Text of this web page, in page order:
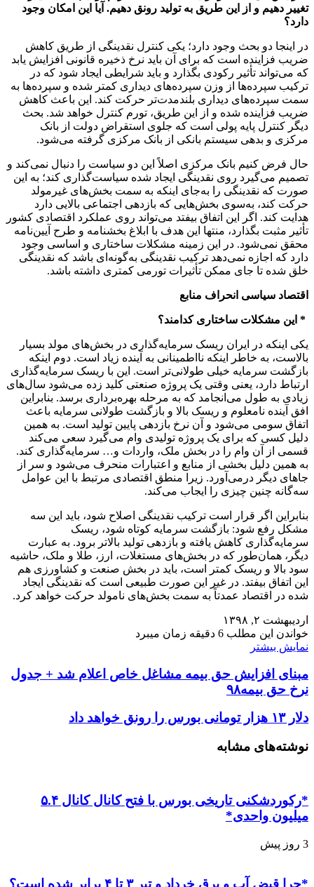
تغییر دهیم و از این طریق به تولید رونق دهیم. آیا این امکان وجود
دارد؟
در اینجا دو بحث وجود دارد؛ یکی کنترل نقدینگی از طریق کاهش
ضریب‌ فزاینده است که برای آن باید نرخ ذخیره قانونی افزایش یابد
که می‌تواند تأثیر رکودی بگذارد و باید شرایطی ایجاد شود که در
ترکیب سپرده‌ها از وزن سپرده‌های دیداری کمتر شده و سپرده‌ها به
سمت سپرده‌های دیداری بلندمدت‌تر حرکت کند. این باعث کاهش
ضریب‌ فزاینده شده و از این طریق، تورم کنترل خواهد شد. بحث
دیگر کنترل پایه پولی است که جلوی استقراض دولت از بانک
مرکزی و بدهی سیستم بانکی از بانک مرکزی گرفته می‌شود.
حال فرض کنیم بانک مرکزی اصلاً این دو سیاست را دنبال نمی‌کند و
تصمیم می‌گیرد روی نقدینگی ایجاد شده سیاست‌گذاری کند؛ به این
صورت که نقدینگی را به‌جای اینکه به سمت بخش‌های غیرمولد
حرکت کند، به‌سوی بخش‌هایی که بازدهی اجتماعی بالایی دارد
هدایت کند. اگر این اتفاق بیفتد می‌تواند روی عملکرد اقتصادی کشور
تأثیر مثبت بگذارد، منتها این هدف با ابلاغ بخشنامه و طرح آیین‌نامه
محقق نمی‌شود. در این زمینه مشکلات ساختاری‌ و اساسی وجود
دارد که اجازه نمی‌دهد ترکیب نقدینگی‌ به‌گونه‌ای باشد که نقدینگی
خلق شده تا جای ممکن تأثیرات تورمی کمتری داشته باشد.
اقتصاد سیاسی انحراف منابع
* این مشکلات ساختاری کدامند؟
یکی اینکه در ایران ریسک سرمایه‌گذاری در بخش‌های مولد بسیار
بالاست، به خاطر اینکه نااطمینانی به آینده زیاد است. دوم اینکه
بازگشت سرمایه خیلی طولانی‌تر است. این با ریسک سرمایه‌گذاری
ارتباط دارد، یعنی وقتی یک پروژه صنعتی کلید زده می‌شود سال‌های
زیادی به طول می‌انجامد که به مرحله بهره‌برداری برسد. بنابراین
افق آینده نامعلوم و ریسک بالا و بازگشت طولانی سرمایه باعث
اتفاق سومی می‌شود و آن نرخ بازدهی پایین تولید است. به همین
دلیل کسی که برای یک پروژه تولیدی وام می‌گیرد سعی می‌کند
قسمی از آن وام را در بخش ملک، واردات و… سرمایه‌گذاری کند.
به همین دلیل بخشی از منابع و اعتبارات منحرف می‌شود و سر از
جاهای دیگر درمی‌آورد. زیرا منطق اقتصادی‌ مرتبط با این عوامل
سه‌گانه چنین چیزی را ایجاب می‌کند.
بنابراین اگر قرار است ترکیب نقدینگی اصلاح شود، باید این سه
مشکل رفع شود: بازگشت سرمایه کوتاه شود، ریسک
سرمایه‌گذاری کاهش یافته و بازدهی تولید بالاتر برود. به عبارت
دیگر، همان‌طور که در بخش‌های مستغلات، ارز، طلا و ملک، حاشیه
سود بالا و ریسک کمتر است، باید در بخش صنعت و کشاورزی هم
این اتفاق بیفتد. در غیر این صورت طبیعی است که نقدینگی ایجاد
شده در اقتصاد عمدتاً به سمت بخش‌های نامولد حرکت خواهد کرد.
اردیبهشت ۲, ۱۳۹۸
خواندن این مطلب 6 دقیقه زمان میبرد
نمایش بیشتر
مبنای افزایش حق بیمه مشاغل خاص اعلام شد + جدول
نرخ حق بیمه۹۸
دلار ۱۳ هزار تومانی بورس را رونق خواهد داد
نوشته‌های مشابه
*رکوردشکنی تاریخی بورس با فتح کانال کانال ۵.۴
میلیون واحدی*
3 روز پیش
*چرا قبض آب و برق خرداد و تیر ۳ تا ۴ برابر شده است؟